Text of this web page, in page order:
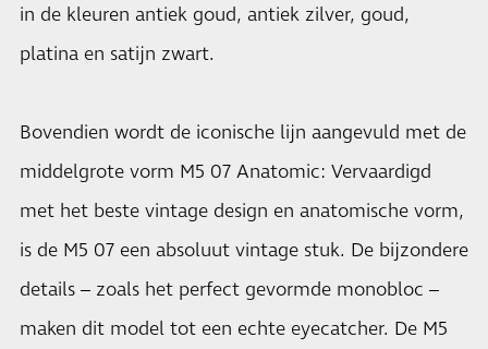
in de kleuren antiek goud, antiek zilver, goud,
platina en satijn zwart.
Bovendien wordt de iconische lijn aangevuld met de
middelgrote vorm M5 07 Anatomic: Vervaardigd
met het beste vintage design en anatomische vorm,
is de M5 07 een absoluut vintage stuk. De bijzondere
details – zoals het perfect gevormde monobloc –
maken dit model tot een echte eyecatcher. De M5